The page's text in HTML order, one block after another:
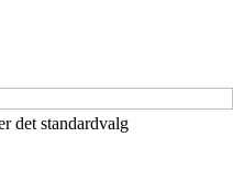
det standardvalg